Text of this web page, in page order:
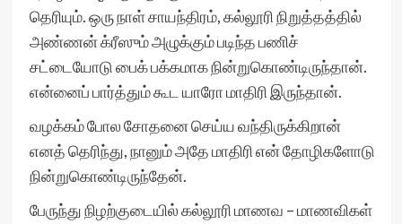
தெரியும். ஒரு நாள் சாயந்திரம், கல்லூரி நிறுத்தத்தில்
அண்ணன் க்ரீஸும் அழுக்கும் படிந்த பணிச்
சட்டையோடு பைக் பக்கமாக நின்றுகொண்டிருந்தான்.
என்னைப் பார்த்தும் கூட யாரோ மாதிரி இருந்தான்.
வழக்கம் போல சோதனை செய்ய வந்திருக்கிறான்
எனத் தெரிந்து, நானும் அதே மாதிரி என் தோழிகளோடு
நின்றுகொண்டிருந்தேன்.
பேருந்து நிழற்குடையில் கல்லூரி மாணவ – மாணவிகள்